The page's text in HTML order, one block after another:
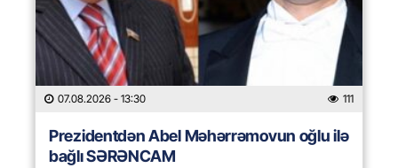
07.08.2026 - 13:30 111
Prezidentdən Abel Məhərrəmovun oğlu ilə
bağlı SƏRƏNCAM